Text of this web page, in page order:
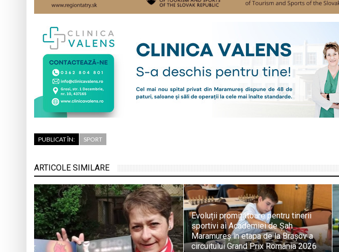
PUBLICAT ÎN: SPORT
ARTICOLE SIMILARE
Evoluții promițătoare pentru tinerii
sportivi ai Academiei de Șah
Maramureș în etapa de la Brașov a
circuitului Grand Prix România 2026